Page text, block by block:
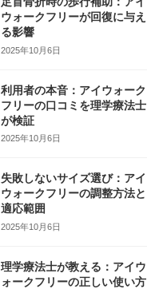
ウォークフリーが回復に与え
る影響
2025年10月6日
利用者の本音：アイウォーク
フリーの口コミを理学療法士
が検証
2025年10月6日
失敗しないサイズ選び：アイ
ウォークフリーの調整方法と
適応範囲
2025年10月6日
理学療法士が教える：アイウ
ォークフリーの正しい使い方